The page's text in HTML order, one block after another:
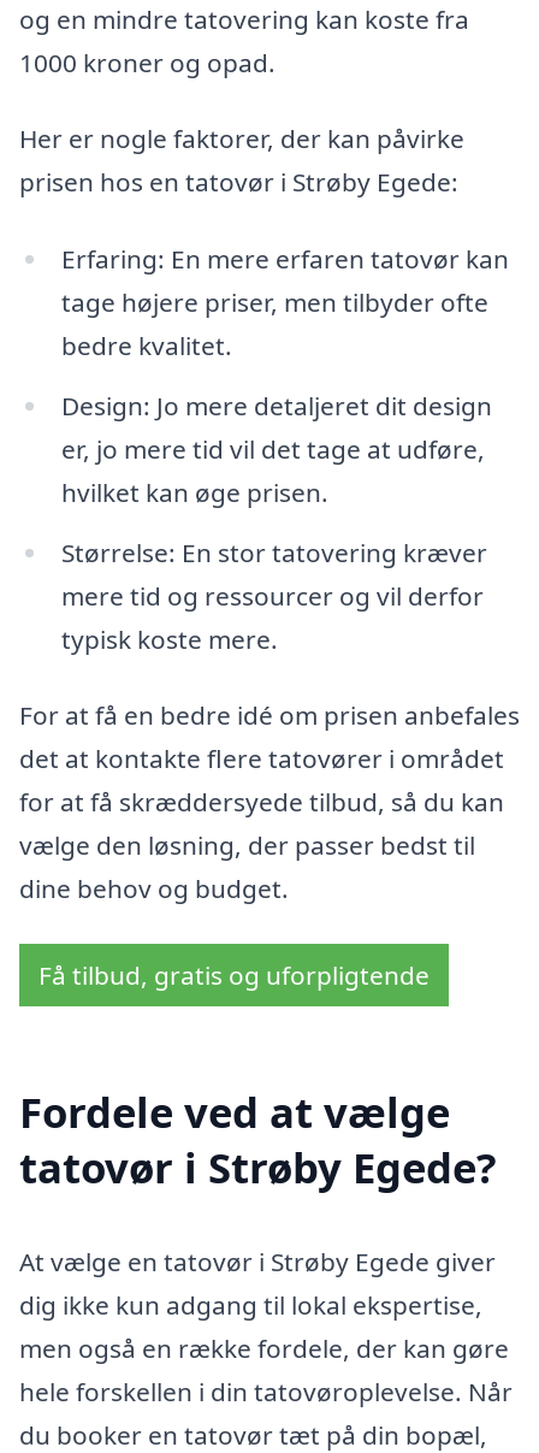
og en mindre tatovering kan koste fra
1000 kroner og opad.
Her er nogle faktorer, der kan påvirke
prisen hos en tatovør i Strøby Egede:
Erfaring: En mere erfaren tatovør kan
tage højere priser, men tilbyder ofte
bedre kvalitet.
Design: Jo mere detaljeret dit design
er, jo mere tid vil det tage at udføre,
hvilket kan øge prisen.
Størrelse: En stor tatovering kræver
mere tid og ressourcer og vil derfor
typisk koste mere.
For at få en bedre idé om prisen anbefales
det at kontakte flere tatovører i området
for at få skræddersyede tilbud, så du kan
vælge den løsning, der passer bedst til
dine behov og budget.
Få tilbud, gratis og uforpligtende
Fordele ved at vælge
tatovør i Strøby Egede?
At vælge en tatovør i Strøby Egede giver
dig ikke kun adgang til lokal ekspertise,
men også en række fordele, der kan gøre
hele forskellen i din tatovøroplevelse. Når
du booker en tatovør tæt på din bopæl,